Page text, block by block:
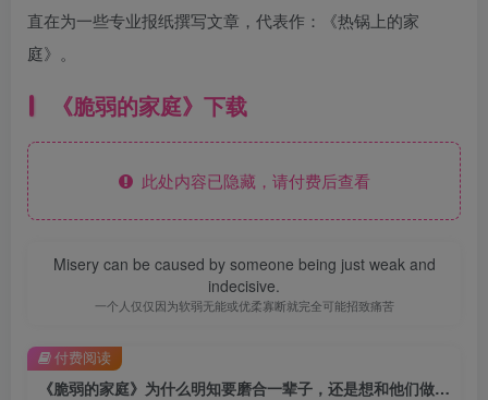
直在为一些专业报纸撰写文章，代表作：《热锅上的家
庭》。
《脆弱的家庭》下载
此处内容已隐藏，请付费后查看
Misery can be caused by someone being just weak and
indecisive.
一个人仅仅因为软弱无能或优柔寡断就完全可能招致痛苦
《脆弱的家庭》为什么明知要磨合一辈子，还是想和他们做家人？（epub+mobi+azw3+pdf）
付费阅读